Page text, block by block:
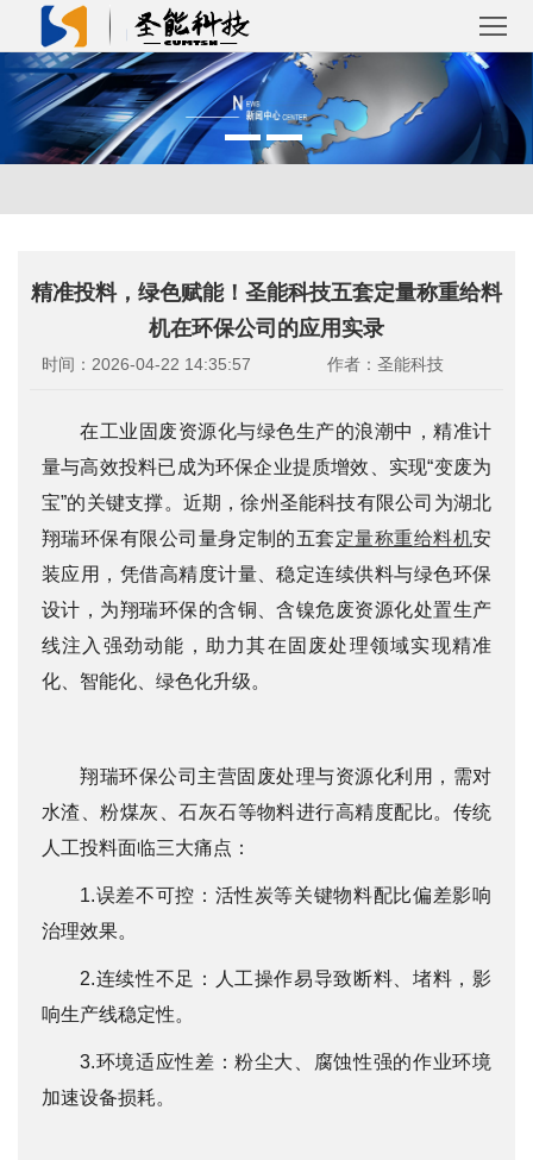
首
页
精准投料，绿色赋能！圣能科技五套定量称重给料
机在环保公司的应用实录
时间：2026-04-22 14:35:57 作者：圣能科技
在工业固废资源化与绿色生产的浪潮中，精准计
量与高效投料已成为环保企业提质增效、实现“变废为
宝”的关键支撑。近期，徐州圣能科技有限公司为湖北
翔瑞环保有限公司量身定制的五套定量称重给料机安
装应用，凭借高精度计量、稳定连续供料与绿色环保
设计，为翔瑞环保的含铜、含镍危废资源化处置生产
线注入强劲动能，助力其在固废处理领域实现精准
化、智能化、绿色化升级。
翔瑞环保公司主营固废处理与资源化利用，需对
水渣、粉煤灰、石灰石等物料进行高精度配比。传统
人工投料面临三大痛点：
1.误差不可控：活性炭等关键物料配比偏差影响
治理效果。
2.连续性不足：人工操作易导致断料、堵料，影
响生产线稳定性。
3.环境适应性差：粉尘大、腐蚀性强的作业环境
加速设备损耗。